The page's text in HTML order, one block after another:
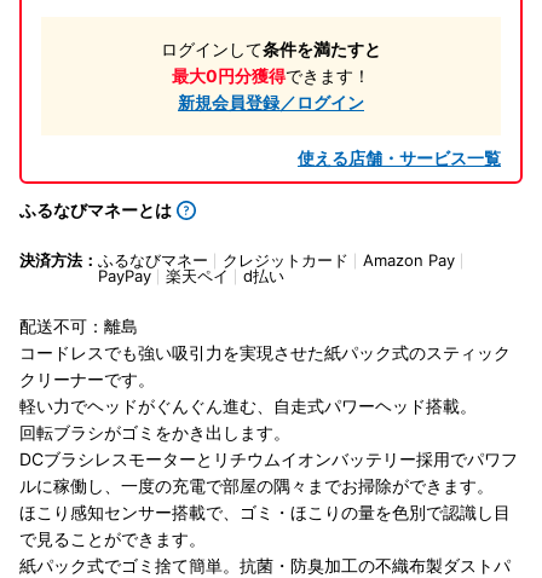
ログインして条件を満たすと
最大0円分獲得できます！
新規会員登録／ログイン
使える店舗・サービス一覧
ふるなびマネーとは
決済方法： ふるなびマネー クレジットカード
Amazon Pay
PayPay
楽天ペイ d払い
配送不可：離島
コードレスでも強い吸引力を実現させた紙パック式のスティック
クリーナーです。
軽い力でヘッドがぐんぐん進む、自走式パワーヘッド搭載。
回転ブラシがゴミをかき出します。
DCブラシレスモーターとリチウムイオンバッテリー採用でパワフ
ルに稼働し、一度の充電で部屋の隅々までお掃除ができます。
ほこり感知センサー搭載で、ゴミ・ほこりの量を色別で認識し目
で見ることができます。
紙パック式でゴミ捨て簡単。抗菌・防臭加工の不織布製ダストパ